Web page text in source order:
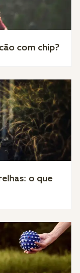
com chip?
o que